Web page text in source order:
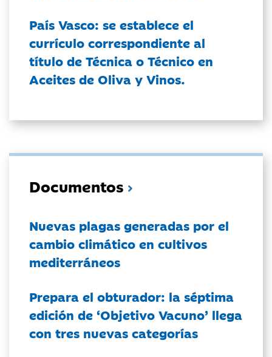
País Vasco: se establece el
currículo correspondiente al
título de Técnica o Técnico en
Aceites de Oliva y Vinos.
Documentos
Nuevas plagas generadas por el
cambio climático en cultivos
mediterráneos
Prepara el obturador: la séptima
edición de ‘Objetivo Vacuno’ llega
con tres nuevas categorías